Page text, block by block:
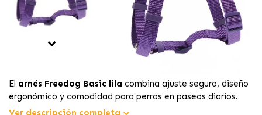
El arnés Freedog Basic lila combina ajuste seguro, diseño
ergonómico y comodidad para perros en paseos diarios.
Ver descripción completa